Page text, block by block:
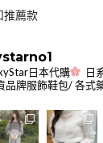
推薦款
日本代購
日
品牌服飾鞋包/ 各式